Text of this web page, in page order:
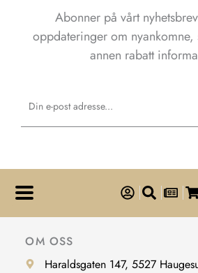
Abonner på vårt
oppdateringer om
annen rabatt
OM OSS
Haraldsgaten 147, 5527